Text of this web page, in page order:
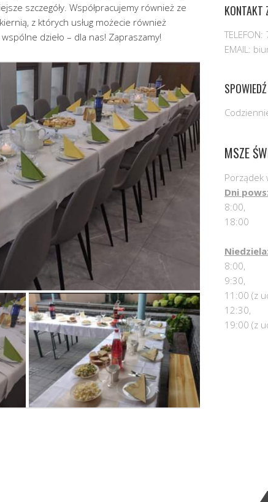
szczegóły. Współpracujemy również ze
z których usług możecie również
dzieło – dla nas! Zapraszamy!
KONTAKT
EMAIL:
MSZE
Porządek
Dni
8:00,
18:00
Niedziela:
8:00,
9:30,
11:00 (z
12:30,
19:00 (z